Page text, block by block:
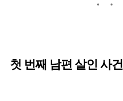
첫 번째 남편 살인 사건